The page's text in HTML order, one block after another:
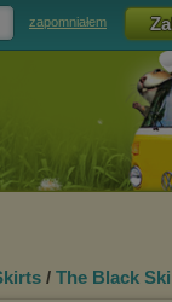
zapomniałem
/ The Black